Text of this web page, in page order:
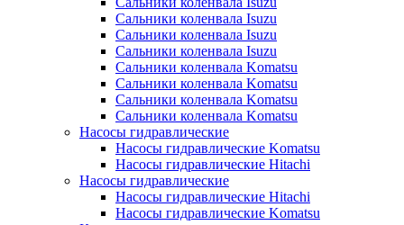
Сальники коленвала Isuzu
Сальники коленвала Isuzu
Сальники коленвала Isuzu
Сальники коленвала Komatsu
Сальники коленвала Komatsu
Сальники коленвала Komatsu
Сальники коленвала Komatsu
Насосы гидравлические
Насосы гидравлические Komatsu
Насосы гидравлические Hitachi
Насосы гидравлические
Насосы гидравлические Hitachi
Насосы гидравлические Komatsu